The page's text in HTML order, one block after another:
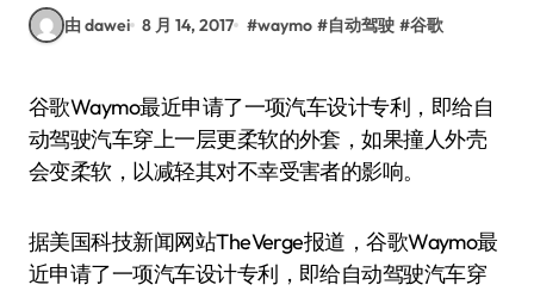
由 dawei 8 月 14, 2017 #waymo #自动驾驶 #谷歌
谷歌Waymo最近申请了一项汽车设计专利，即给自
动驾驶汽车穿上一层更柔软的外套，如果撞人外壳
会变柔软，以减轻其对不幸受害者的影响。
据美国科技新闻网站TheVerge报道，谷歌Waymo最
近申请了一项汽车设计专利，即给自动驾驶汽车穿